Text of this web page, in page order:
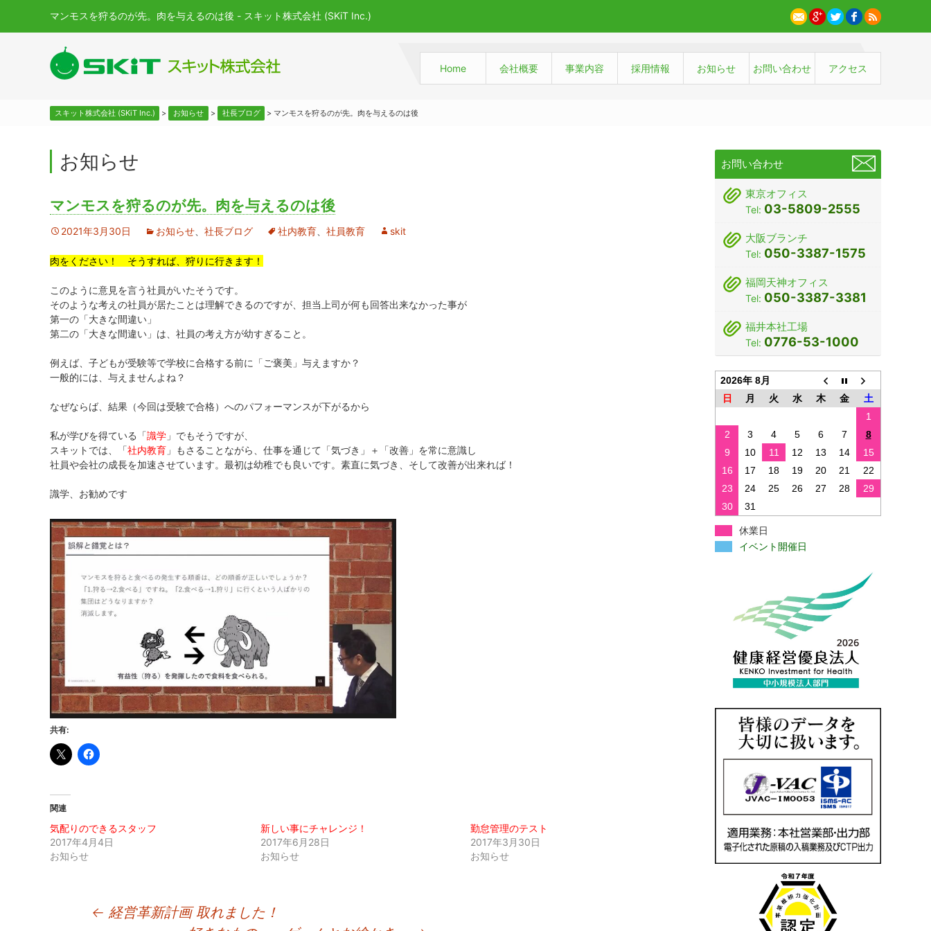
マンモスを狩るのが先。肉を与えるのは後 - スキット株式会社 (SKiT Inc.)
Home 会社概要 事業内容 採用情報 お知らせ お問い合わせ アクセス
スキット株式会社 (SKiT Inc.) > お知らせ > 社長ブログ > マンモスを狩るのが先。肉を与えるのは後
お知らせ
マンモスを狩るのが先。肉を与えるのは後
2021年3月30日 お知らせ 社長ブログ 社内教育 社員教育 skit
肉をください！ そうすれば、狩りに行きます！
このように意見を言う社員がいたそうです。
そのような考えの社員が居たことは理解できるのですが、担当上司が何も回答出来なかった事が
第一の「大きな間違い」
第二の「大きな間違い」は、社員の考え方が幼すぎること。
例えば、子どもが受験等で学校に合格する前に「ご褒美」与えますか？
一般的には、与えませんよね？
なぜならば、結果（今回は受験で合格）へのパフォーマンスが下がるから
私が学びを得ている「識学 」でもそうですが、
スキットでは、「社内教育 」もさることながら、仕事を通じて「気づき」＋「改善」を常に意識し
社員や会社の成長を加速させています。最初は幼稚でも良いです。素直に気づき、そして改善が出来れば！
識学、お勧めです
共有:
関連
気配りのできるスタッフ
2017年4月4日
お知らせ
新しい事にチャレンジ！
2017年6月28日
お知らせ
勤怠管理のテスト
2017年3月30日
お知らせ
← 経営革新計画 取れました！
お問い合わせ
東京オフィス
Tel: 03-5809-2555
大阪ブランチ
Tel: 050-3387-1575
福岡天神オフィス
Tel: 050-3387-3381
福井本社工場
Tel: 0776-53-1000
2026年 8月
日
月 火 水 木 金
土
1
2
3 4 5 6 7
8
9
10 11 12 13 14
15
16
17 18 19 20 21
22
23
24 25 26 27 28
29
30
31
休業日
イベント開催日